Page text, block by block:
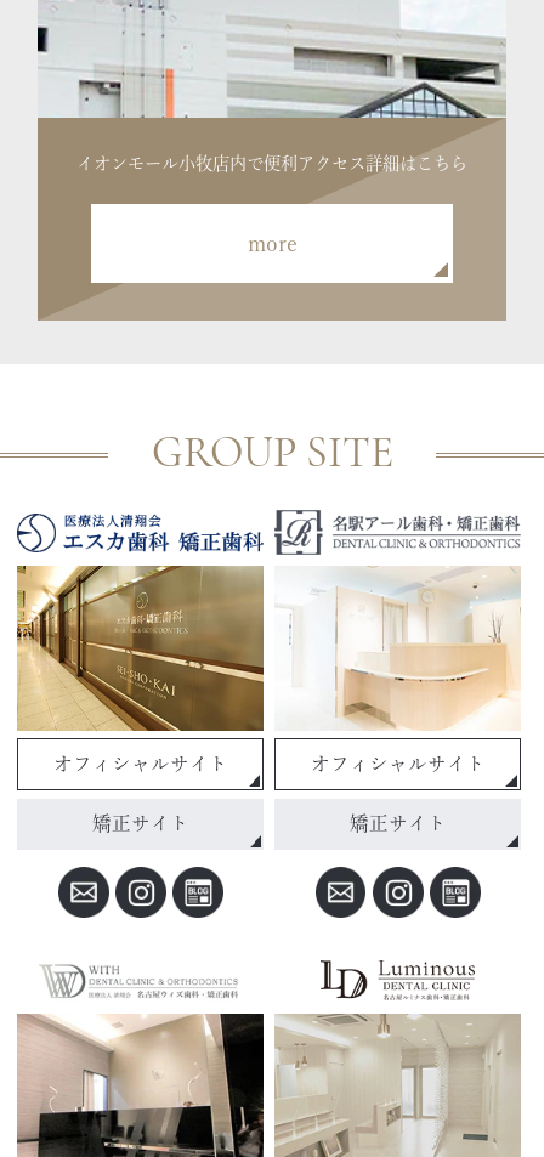
イオンモール小牧店内で便利 アクセス詳細はこちら
more
GROUP SITE
オフィシャルサイト
矯正サイト
オフィシャルサイト
矯正サイト